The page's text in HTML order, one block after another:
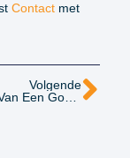
Contactmet
Volgende
Het Belang Van Een Goed Intakegesprek In Een Letselschadezaak